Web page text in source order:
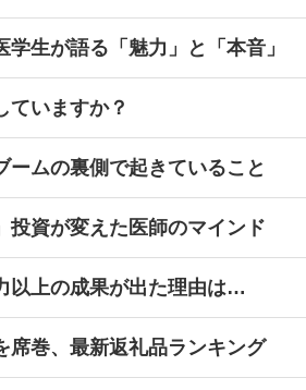
生が語る「魅力」と「本音」
ていますか？
ムの裏側で起きていること
投資が変えた医師のマインド
以上の成果が出た理由は…
席巻、最新返礼品ランキング